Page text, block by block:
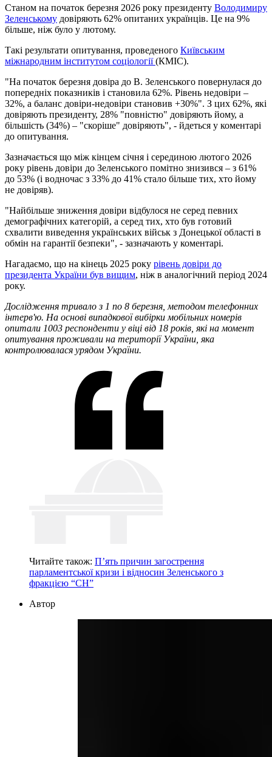
Станом на початок березня 2026 року президенту Володимиру
Зеленському довіряють 62% опитаних українців. Це на 9%
більше, ніж було у лютому.
Такі результати опитування, проведеного Київським
міжнародним інститутом соціології(КМІС).
"На початок березня довіра до В. Зеленського повернулася до
попередніх показників і становила 62%. Рівень недовіри –
32%, а баланс довіри-недовіри становив +30%". З цих 62%, які
довіряють президенту, 28% "повністю" довіряють йому, а
більшість (34%) – "скоріше" довіряють", - йдеться у коментарі
до опитування.
Зазначається що між кінцем січня і серединою лютого 2026
року рівень довіри до Зеленського помітно знизився – з 61%
до 53% (і водночас з 33% до 41% стало більше тих, хто йому
не довіряв).
"Найбільше зниження довіри відбулося не серед певних
демографічних категорій, а серед тих, хто був готовий
схвалити виведення українських військ з Донецької області в
обмін на гарантії безпеки", - зазначають у коментарі.
Нагадаємо, що на кінець 2025 року рівень довіри до
президента України був вищим, ніж в аналогічний період 2024
року.
Дослідження тривало з 1 по 8 березня, методом телефонних
інтерв'ю. На основі випадкової вибірки мобільних номерів
опитали 1003 респонденти у віці від 18 років, які на момент
опитування проживали на території України, яка
контролювалася урядом України.
Читайте також: П’ять причин загострення
парламентської кризи і відносин Зеленського з
фракцією “СН”
Автор